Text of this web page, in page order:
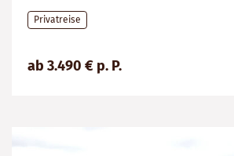
Privatreise
ab 3.490 € p. P.
(ab):
16
Ghana,